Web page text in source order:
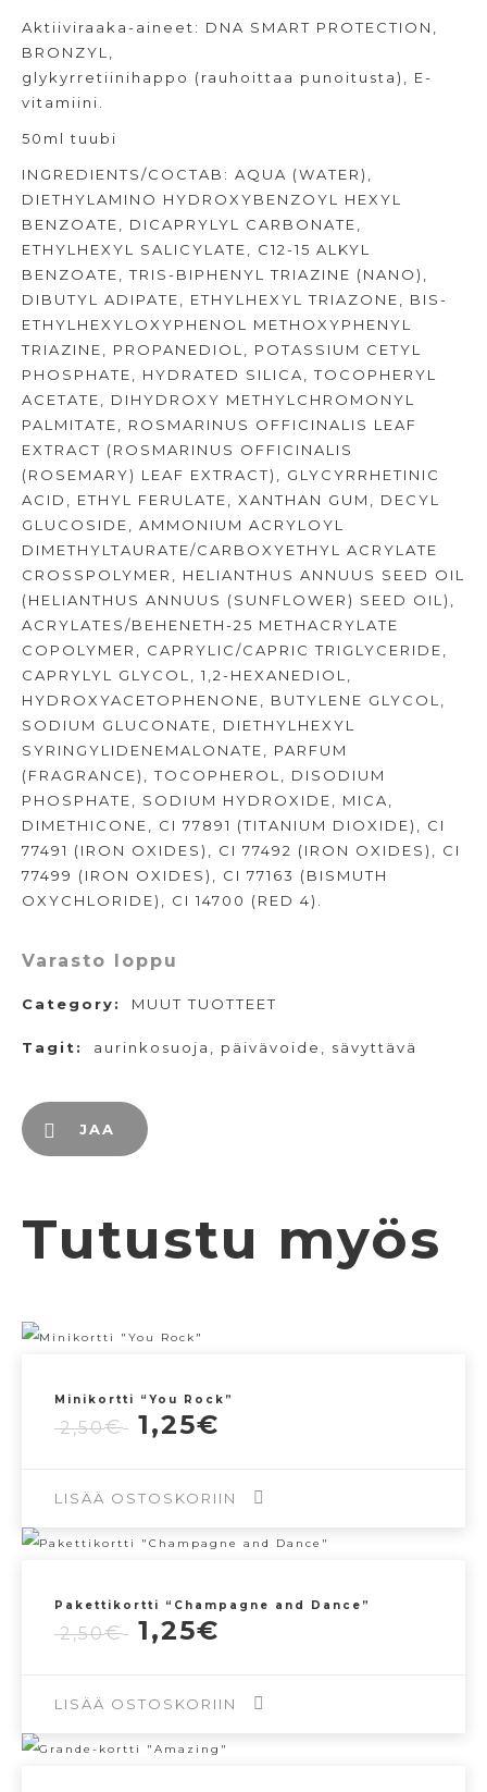
Aktiiviraaka-aineet: DNA SMART PROTECTION,
BRONZYL,
glykyrretiinihappo (rauhoittaa punoitusta), E-
vitamiini.
50ml tuubi
INGREDIENTS/COCTAB: AQUA (WATER),
DIETHYLAMINO HYDROXYBENZOYL HEXYL
BENZOATE, DICAPRYLYL CARBONATE,
ETHYLHEXYL SALICYLATE, C12-15 ALKYL
BENZOATE, TRIS-BIPHENYL TRIAZINE (NANO),
DIBUTYL ADIPATE, ETHYLHEXYL TRIAZONE, BIS-
ETHYLHEXYLOXYPHENOL METHOXYPHENYL
TRIAZINE, PROPANEDIOL, POTASSIUM CETYL
PHOSPHATE, HYDRATED SILICA, TOCOPHERYL
ACETATE, DIHYDROXY METHYLCHROMONYL
PALMITATE, ROSMARINUS OFFICINALIS LEAF
EXTRACT (ROSMARINUS OFFICINALIS
(ROSEMARY) LEAF EXTRACT), GLYCYRRHETINIC
ACID, ETHYL FERULATE, XANTHAN GUM, DECYL
GLUCOSIDE, AMMONIUM ACRYLOYL
DIMETHYLTAURATE/CARBOXYETHYL ACRYLATE
CROSSPOLYMER, HELIANTHUS ANNUUS SEED OIL
(HELIANTHUS ANNUUS (SUNFLOWER) SEED OIL),
ACRYLATES/BEHENETH-25 METHACRYLATE
COPOLYMER, CAPRYLIC/CAPRIC TRIGLYCERIDE,
CAPRYLYL GLYCOL, 1,2-HEXANEDIOL,
HYDROXYACETOPHENONE, BUTYLENE GLYCOL,
SODIUM GLUCONATE, DIETHYLHEXYL
SYRINGYLIDENEMALONATE, PARFUM
(FRAGRANCE), TOCOPHEROL, DISODIUM
PHOSPHATE, SODIUM HYDROXIDE, MICA,
DIMETHICONE, CI 77891 (TITANIUM DIOXIDE), CI
77491 (IRON OXIDES), CI 77492 (IRON OXIDES), CI
77499 (IRON OXIDES), CI 77163 (BISMUTH
OXYCHLORIDE), CI 14700 (RED 4).
Varasto loppu
Category: MUUT TUOTTEET
Tagit: aurinkosuoja päivävoide sävyttävä
JAA
Tutustu myös
Minikortti “You Rock”
2,50€
Alkuperäinen
2,50€.
1,25€
1,25€.
LISÄÄ OSTOSKORIIN
Pakettikortti “Champagne and Dance”
2,50€
Alkuperäinen
2,50€.
1,25€
1,25€.
LISÄÄ OSTOSKORIIN